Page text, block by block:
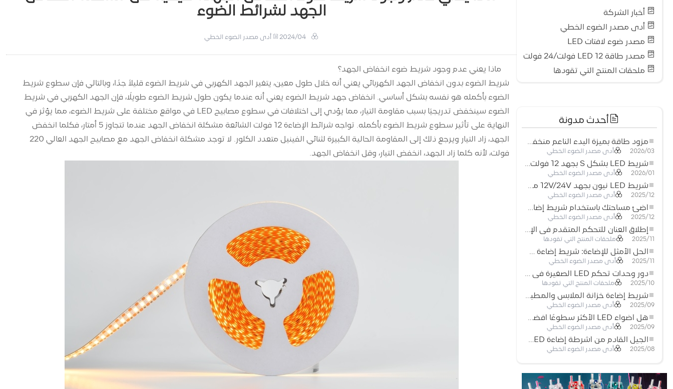
أخبار الشركة
أدى مصدر الضوء الخطي
مصدر ضوء لافتات LED
مصدر طاقة LED 12 فولت/24 فولت
ملحقات المنتج التي تقودها
أحدث مدونة
مزود طاقة بميزة البدء الناعم منخفض الجهد لأنظمة إضاءة LED
2026/03 أدى مصدر الضوء الخطي
شريط LED بشكل S بجهد 12 فولت: حل إضاءة مرن وفعال للتصميمات الحديثة
2026/01 أدى مصدر الضوء الخطي
شريط LED نيون بجهد 12V/24V مع إمكانية القص كل 3 مصابيح: حل إضاءة نيون عصري لكل المساحات
2025/12 أدى مصدر الضوء الخطي
أضِئ مساحتك باستخدام شريط إضاءة LED نيون مرن منخفض الجهد
2025/12 أدى مصدر الضوء الخطي
إطلاق العنان للتحكم المتقدم في الإضاءة: المزايا الرئيسية لجهاز التحكم RGBW 5–24 فولت
2025/11 ملحقات المنتج التي تقودها
الحل الأمثل للإضاءة: شريط إضاءة LED مرن عالي الكثافة COB FOB للإضاءة الحديثة
2025/11 أدى مصدر الضوء الخطي
دور وحدات تحكم LED الصغيرة في مشاريع إضاءة شريط LED
2025/10 ملحقات المنتج التي تقودها
شريط إضاءة خزانة الملابس والمطبخ: شريط COB LED اللمسي الذي يعيد تعريف الإضاءة المنزلية والتجارية
2025/09 أدى مصدر الضوء الخطي
هل أضواء LED الأكثر سطوعًا أفضل؟
2025/09 أدى مصدر الضوء الخطي
الجيل القادم من أشرطة إضاءة LED: قابلة للقطع بحرية لإمكانيات غير محدودة
2025/08 أدى مصدر الضوء الخطي
الجهد لشرائط الضوء
2024/04 أدى مصدر الضوء الخطي
ماذا يعني عدم وجود شريط ضوء انخفاض الجهد؟
شريط الضوء بدون انخفاض الجهد الكهربائي يعني أنه خلال طول معين، يتغير الجهد الكهربي في شريط الضوء قليلاً جدًا، وبالتالي فإن سطوع شريط
الضوء بأكمله هو نفسه بشكل أساسي. انخفاض جهد شريط الضوء يعني أنه عندما يكون طول شريط الضوء طويلًا، فإن الجهد الكهربي في شريط
الضوء سينخفض ​​تدريجيًا بسبب مقاومة التيار، مما يؤدي إلى اختلافات في سطوع مصابيح LED في مواقع مختلفة على شريط الضوء، مما يؤثر في
النهاية على تأثير سطوع شريط الضوء بأكمله. تواجه شرائط الإضاءة 12 فولت الشائعة مشكلة انخفاض الجهد عندما تتجاوز 5 أمتار، فكلما انخفض
الجهد، زاد التيار ويرجع ذلك إلى المقاومة الحالية الكبيرة لثنائي الفينيل متعدد الكلور. لا توجد مشكلة انخفاض الجهد مع مصابيح الجهد العالي 220
فولت، لأنه كلما زاد الجهد، انخفض التيار، وقل انخفاض الجهد.